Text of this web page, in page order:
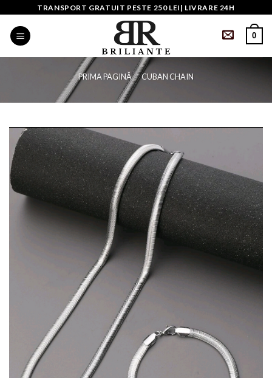
content
TRANSPORT GRATUIT PESTE 250 LEI| LIVRARE 24H
0
PRIMA PAGINĂ / CUBAN CHAIN